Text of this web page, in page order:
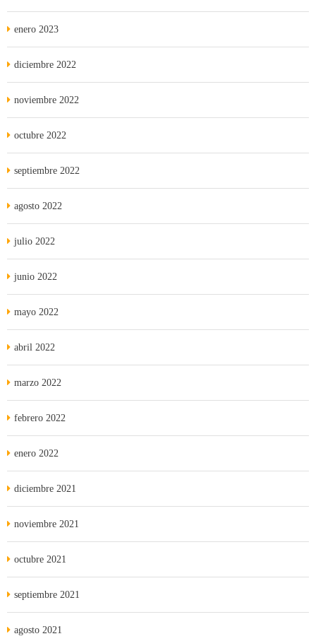
enero 2023
diciembre 2022
noviembre 2022
octubre 2022
septiembre 2022
agosto 2022
julio 2022
junio 2022
mayo 2022
abril 2022
marzo 2022
febrero 2022
enero 2022
diciembre 2021
noviembre 2021
octubre 2021
septiembre 2021
agosto 2021